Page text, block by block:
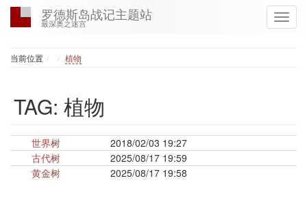
罗德斯岛战记主题站
最深奥之迷宫
当前位置 Home
植物
TAG: 植物
世界树
2018/02/03 19:27
古代树
2025/08/17 19:59
黄金树
2025/08/17 19:58